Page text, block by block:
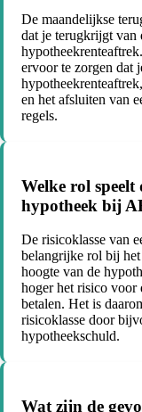
De maandelijkse
dat je terugkrijgt van
ervoor te zorgen dat
en het afsluiten van
regels.
Welke rol speelt
hypotheek bij
De risicoklasse van
belangrijke rol bij het
hoogte van de
hoger het risico voor
betalen. Het is
risicoklasse door
hypotheekschuld.
Wat zijn de